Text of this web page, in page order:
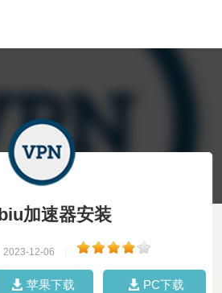
加速器安装
2023-12-06
苹果下载 PC下载